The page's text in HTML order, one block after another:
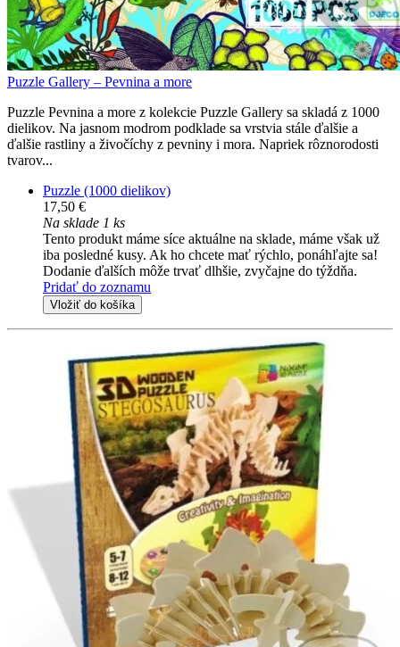
Puzzle Gallery – Pevnina a more
Puzzle Pevnina a more z kolekcie Puzzle Gallery sa skladá z 1000
dielikov. Na jasnom modrom podklade sa vrstvia stále ďalšie a
ďalšie rastliny a živočíchy z pevniny i mora. Napriek rôznorodosti
tvarov...
Puzzle (1000 dielikov)
17,50 €
Na sklade 1 ks
Tento produkt máme síce aktuálne na sklade, máme však už
iba posledné kusy. Ak ho chcete mať rýchlo, ponáhľajte sa!
Dodanie ďalších môže trvať dlhšie, zvyčajne do týždňa.
Pridať do zoznamu
Vložiť do košíka